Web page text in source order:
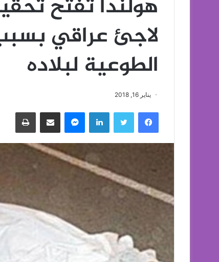
هولندا تفتح
لاجئ عراقي
الطوعية لبلاده
يناير 16, 2018
فيسبوك تويتر لينكدإن ماسنجر مشاركة عبر البريد طباعة